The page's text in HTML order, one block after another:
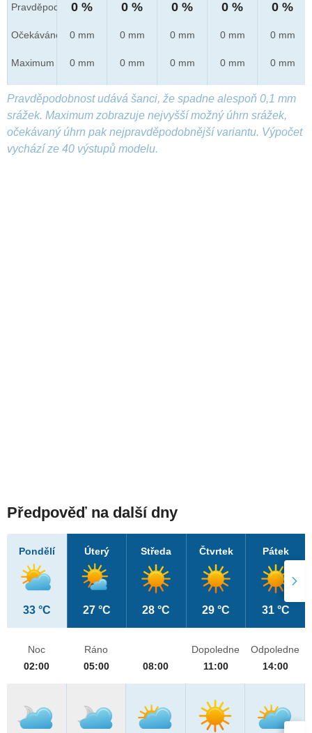
Pravděpod.
Očekáváno
Maximum
0 %
0 mm
0 mm
0 %
0 mm
0 mm
0 %
0 mm
0 mm
0 %
0 mm
0 mm
0 %
0 mm
0 mm
Pravděpodobnost udává šanci, že spadne alespoň 0,1 mm
srážek. Maximum zobrazuje nejvyšší možný úhrn srážek,
očekávaný úhrn pak nejpravděpodobnější variantu. Výpočet
vychází ze 40 výstupů modelu.
Předpověď na další dny
Pondělí
33 °C
Úterý
27 °C
Středa
28 °C
Čtvrtek
29 °C
Pátek
31 °C
Noc
02:00
Ráno
05:00
08:00
Dopoledne
11:00
Odpoledne
14:00